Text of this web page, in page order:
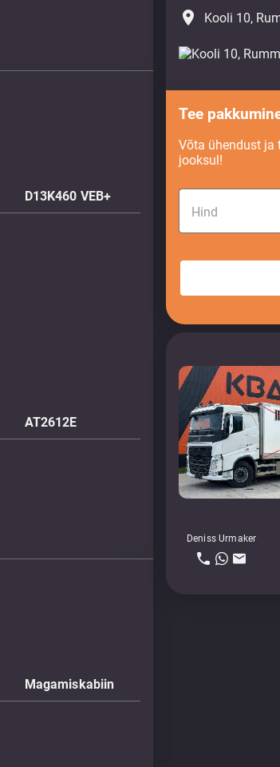
D13K460 VEB+
AT2612E
Magamiskabiin
place Kooli 10,
Tee
Võta ühendust ja
jooksul!
Hind
Deniss Urmaker